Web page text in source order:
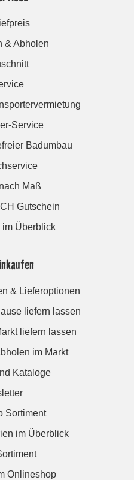
& Abholen
Service
Badumbau
Maß
Gutschein
Überblick
& Lieferoptionen
liefern lassen
liefern lassen
im Markt
Kataloge
Sortiment
im Überblick
Onlineshop